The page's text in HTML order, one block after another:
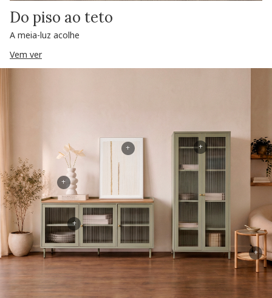
Do piso ao teto
A meia-luz acolhe
Vem ver
+
+
+
+
+